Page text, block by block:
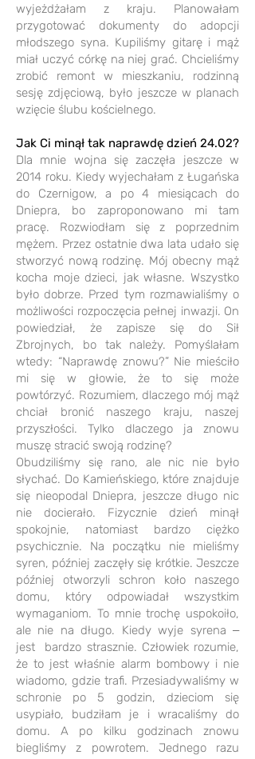
wyjeżdżałam z kraju. Planowałam
przygotować dokumenty do adopcji
młodszego syna. Kupiliśmy gitarę i mąż
miał uczyć córkę na niej grać. Chcieliśmy
zrobić remont w mieszkaniu, rodzinną
sesję zdjęciową, było jeszcze w planach
wzięcie ślubu kościelnego.
Jak Ci minął tak naprawdę dzień 24.02?
Dla mnie wojna się zaczęła jeszcze w
2014 roku. Kiedy wyjechałam z Ługańska
do Czernigow, a po 4 miesiącach do
Dniepra, bo zaproponowano mi tam
pracę. Rozwiodłam się z poprzednim
mężem. Przez ostatnie dwa lata udało się
stworzyć nową rodzinę. Mój obecny mąż
kocha moje dzieci, jak własne. Wszystko
było dobrze. Przed tym rozmawialiśmy o
możliwości rozpoczęcia pełnej inwazji. On
powiedział, że zapisze się do Sił
Zbrojnych, bo tak należy. Pomyślałam
wtedy: “Naprawdę znowu?” Nie mieściło
mi się w głowie, że to się może
powtórzyć. Rozumiem, dlaczego mój mąż
chciał bronić naszego kraju, naszej
przyszłości. Tylko dlaczego ja znowu
muszę stracić swoją rodzinę?
Obudziliśmy się rano, ale nic nie było
słychać. Do Kamieńskiego, które znajduje
się nieopodal Dniepra, jeszcze długo nic
nie docierało. Fizycznie dzień minął
spokojnie, natomiast bardzo ciężko
psychicznie. Na początku nie mieliśmy
syren, później zaczęły się krótkie. Jeszcze
później otworzyli schron koło naszego
domu, który odpowiadał wszystkim
wymaganiom. To mnie trochę uspokoiło,
ale nie na długo. Kiedy wyje syrena ‒
jest bardzo strasznie. Człowiek rozumie,
że to jest właśnie alarm bombowy i nie
wiadomo, gdzie trafi. Przesiadywaliśmy w
schronie po 5 godzin, dzieciom się
usypiało, budziłam je i wracaliśmy do
domu. A po kilku godzinach znowu
biegliśmy z powrotem. Jednego razu